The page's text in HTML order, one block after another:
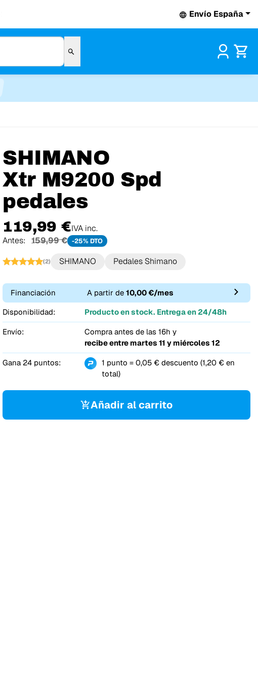
Envío España
SHIMANO
Xtr M9200 Spd
pedales
119,99 €IVA inc.
Antes:
159,99 € -25% DTO
(2) SHIMANO Pedales Shimano
Financiación A partir de10,00 €/mes
Disponibilidad:
Producto en stock. Entrega en 24/48h
Envío:
Compra antes de las 16h y
recibe entre martes 11 y miércoles 12
Gana 24 puntos:
1 punto = 0,05 € descuento (1,20 € en
total)
Añadir al carrito